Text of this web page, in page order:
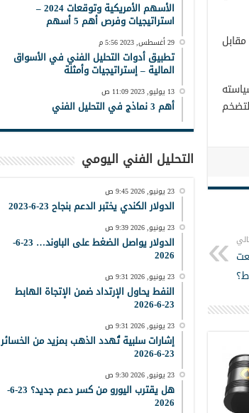
الأمريكي بنحو 1.2٪ مقابل الجنيه البريطاني ، بينما ارتفع بنحو 1٪ مقابل
الأسهم الأمريكية وتوقعات 2024 –
استراتيجيات وفرص أهم 5 أسهم
29 أغسطس, 2023 5:56 م
تطبيق أدوات التحليل الفني في الأسواق
المالية – إستراتيجيات وأمثلة
13 يوليو, 2023 11:09 ص
أهم 3 نماذج في التحليل الفني
التحليل الفني اليومي
23 يونيو, 2026 9:45 ص
الدولار الكندي يختبر الدعم بنجاح 23-6-2023
23 يونيو, 2026 9:39 ص
الدولار يواصل الضغط على الباوند… 23-6-
2026
23 يونيو, 2026 9:31 ص
النفط يحاول الإرتداد ضمن الإتجاة الهابط
23-6-2026
23 يونيو, 2026 9:31 ص
إشارات سلبية تُهدد الذهب بمزيد من الخسائر
23-6-2026
23 يونيو, 2026 9:30 ص
هل يقترب اليورو من كسر دعم جديد؟ 23-6-
2026